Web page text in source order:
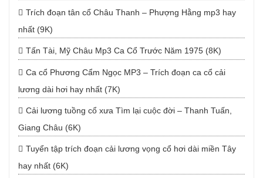
Trích đoạn tân cổ Châu Thanh – Phượng Hằng mp3 hay
nhất (9K)
Tấn Tài, Mỹ Châu Mp3 Ca Cổ Trước Năm 1975 (8K)
Ca cổ Phương Cẩm Ngọc MP3 – Trích đoạn ca cổ cải
lương dài hơi hay nhất (7K)
Cải lương tuồng cổ xưa Tìm lại cuộc đời – Thanh Tuấn,
Giang Châu (6K)
Tuyển tập trích đoạn cải lương vọng cổ hơi dài miền Tây
hay nhất (6K)